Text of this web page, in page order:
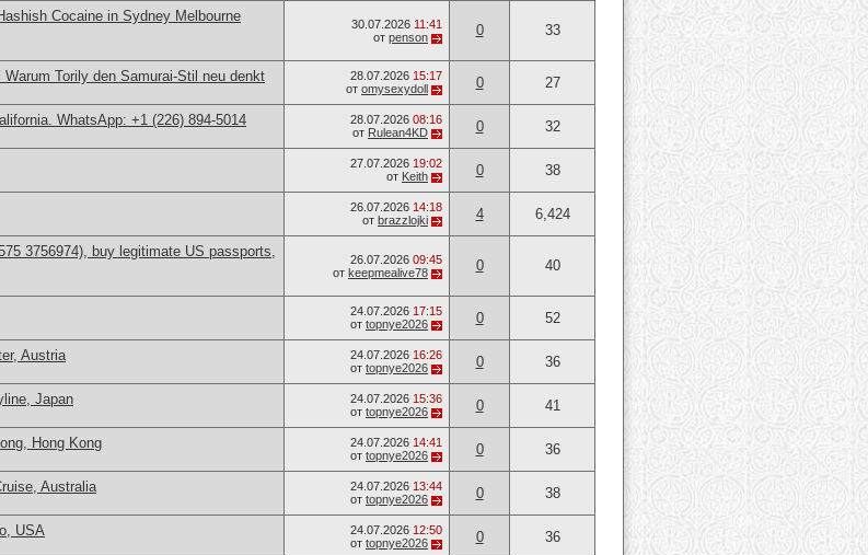
Cocaine in Sydney Melbourne
30.07.2026 11:41
от penson 0 33
Torily den Samurai-Stil neu denkt 28.07.2026 15:17
от omysexydoll 0 27
WhatsApp: +1 (226) 894-5014 28.07.2026 08:16
от Rulean4KD 0 32
27.07.2026 19:02
от Keith 0 38
26.07.2026 14:18
от brazzlojki 4 6,424
3756974), buy legitimate US passports,
26.07.2026 09:45
от keepmealive78 0 40
24.07.2026 17:15
от topnye2026 0 52
Austria 24.07.2026 16:26
от topnye2026 0 36
Japan 24.07.2026 15:36
от topnye2026 0 41
Hong Kong 24.07.2026 14:41
от topnye2026 0 36
Australia 24.07.2026 13:44
от topnye2026 0 38
USA 24.07.2026 12:50
от topnye2026 0 36